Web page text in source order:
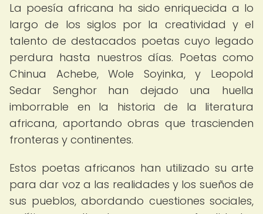
La poesía africana ha sido enriquecida a lo
largo de los siglos por la creatividad y el
talento de destacados poetas cuyo legado
perdura hasta nuestros días. Poetas como
Chinua Achebe, Wole Soyinka, y Leopold
Sedar Senghor han dejado una huella
imborrable en la historia de la literatura
africana, aportando obras que trascienden
fronteras y continentes.
Estos poetas africanos han utilizado su arte
para dar voz a las realidades y los sueños de
sus pueblos, abordando cuestiones sociales,